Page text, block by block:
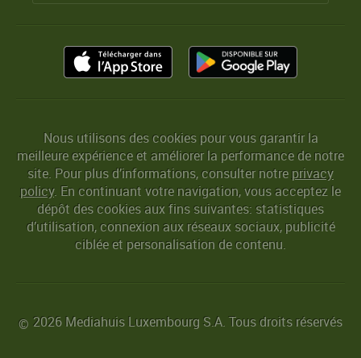
Nous utilisons des cookies pour vous garantir la
meilleure expérience et améliorer la performance de notre
site. Pour plus d’informations, consulter notreprivacy
policy. En continuant votre navigation, vous acceptez le
dépôt des cookies aux fins suivantes: statistiques
d’utilisation, connexion aux réseaux sociaux, publicité
ciblée et personalisation de contenu.
© 2026 Mediahuis Luxembourg S.A. Tous droits réservés